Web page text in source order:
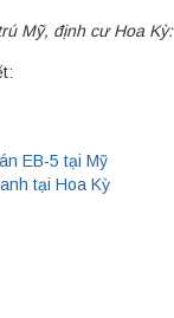
Mỹ, định cư Hoa Kỳ:
EB-5 tại Mỹ
tại Hoa Kỳ